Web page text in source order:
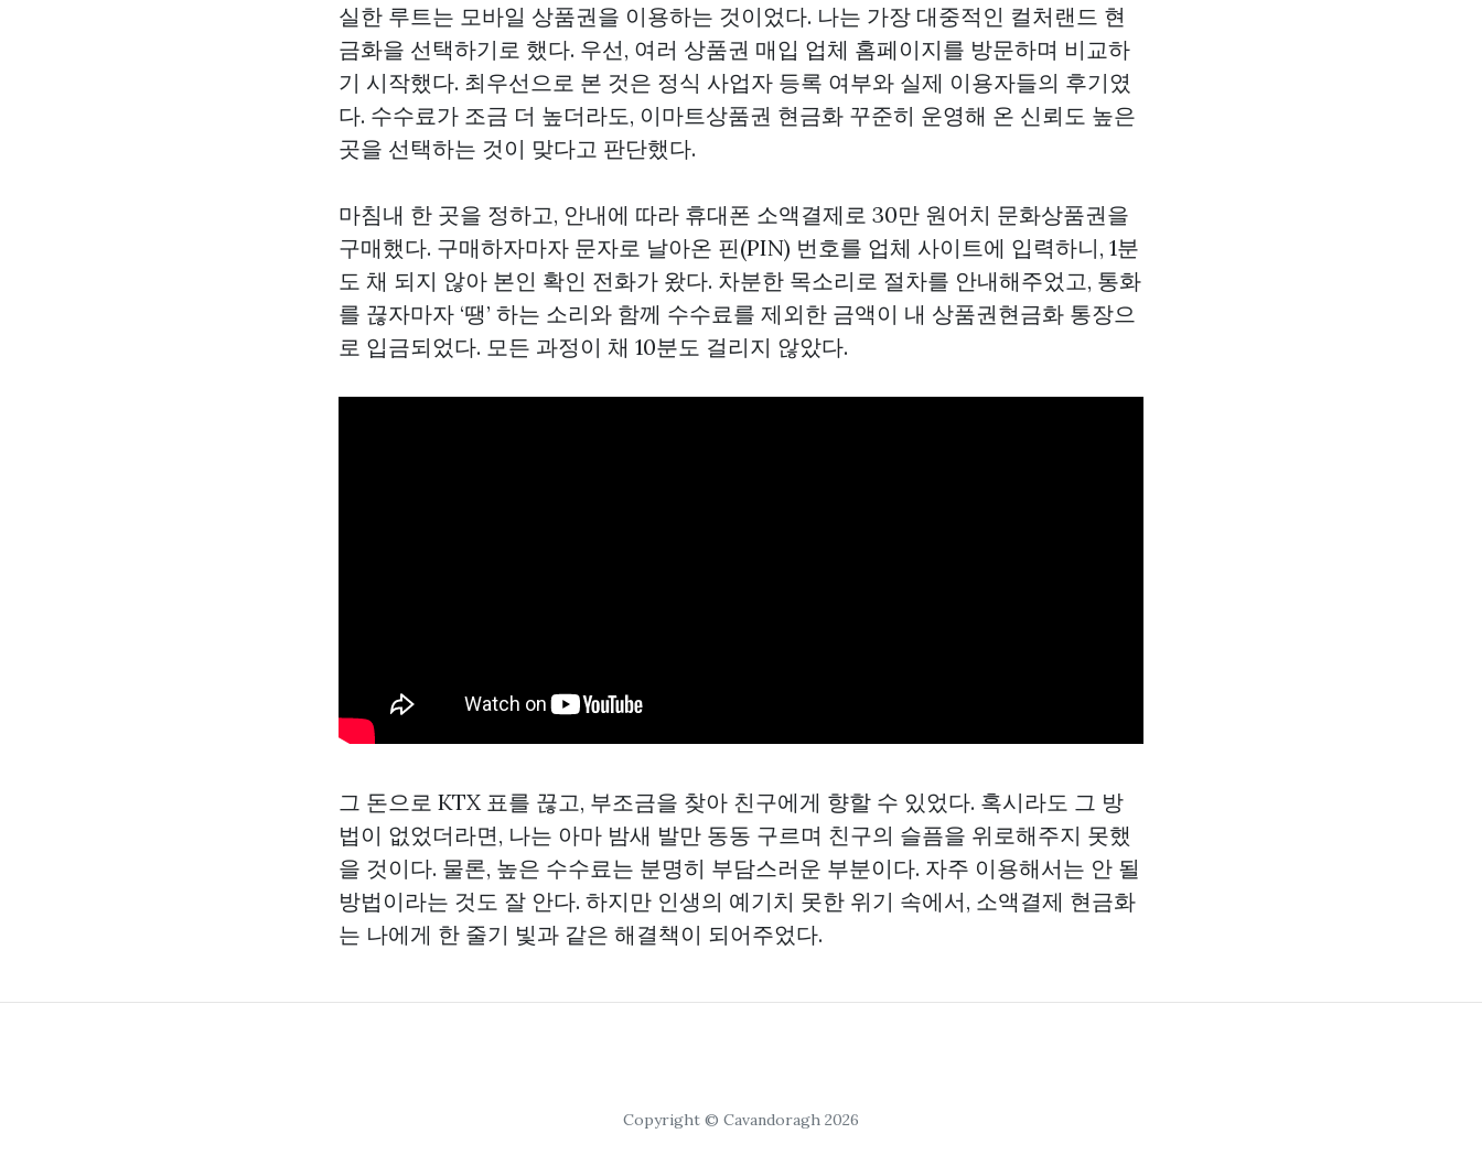
실한 루트는 모바일 상품권을 이용하는 것이었다. 나는 가장 대중적인 컬처랜드 현
금화을 선택하기로 했다. 우선, 여러 상품권 매입 업체 홈페이지를 방문하며 비교하
기 시작했다. 최우선으로 본 것은 정식 사업자 등록 여부와 실제 이용자들의 후기였
다. 수수료가 조금 더 높더라도, 이마트상품권 현금화 꾸준히 운영해 온 신뢰도 높은
곳을 선택하는 것이 맞다고 판단했다.
마침내 한 곳을 정하고, 안내에 따라 휴대폰 소액결제로 30만 원어치 문화상품권을
구매했다. 구매하자마자 문자로 날아온 핀(PIN) 번호를 업체 사이트에 입력하니, 1분
도 채 되지 않아 본인 확인 전화가 왔다. 차분한 목소리로 절차를 안내해주었고, 통화
를 끊자마자 ‘땡’ 하는 소리와 함께 수수료를 제외한 금액이 내 상품권현금화 통장으
로 입금되었다. 모든 과정이 채 10분도 걸리지 않았다.
그 돈으로 KTX 표를 끊고, 부조금을 찾아 친구에게 향할 수 있었다. 혹시라도 그 방
법이 없었더라면, 나는 아마 밤새 발만 동동 구르며 친구의 슬픔을 위로해주지 못했
을 것이다. 물론, 높은 수수료는 분명히 부담스러운 부분이다. 자주 이용해서는 안 될
방법이라는 것도 잘 안다. 하지만 인생의 예기치 못한 위기 속에서, 소액결제 현금화
는 나에게 한 줄기 빛과 같은 해결책이 되어주었다.
Copyright © Cavandoragh 2026